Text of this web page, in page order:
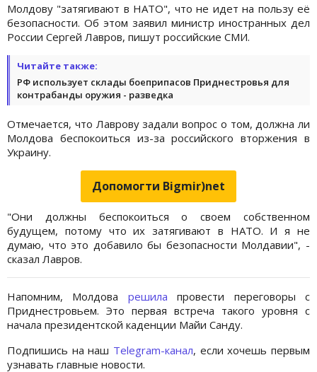
Молдову "затягивают в НАТО", что не идет на пользу её
безопасности. Об этом заявил министр иностранных дел
России Сергей Лавров, пишут российские СМИ.
Читайте также:
РФ использует склады боеприпасов Приднестровья для
контрабанды оружия - разведка
Отмечается, что Лаврову задали вопрос о том, должна ли
Молдова беспокоиться из-за российского вторжения в
Украину.
Допомогти Bigmir)net
"Они должны беспокоиться о своем собственном
будущем, потому что их затягивают в НАТО. И я не
думаю, что это добавило бы безопасности Молдавии", -
сказал Лавров.
Напомним, Молдова решила провести переговоры с
Приднестровьем. Это первая встреча такого уровня с
начала президентской каденции Майи Санду.
Подпишись на наш Telegram-канал, если хочешь первым
узнавать главные новости.